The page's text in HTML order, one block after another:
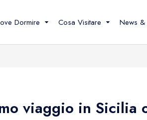
Dormire
San Vito lo Capo
villette
Cosa Visitare
Cosa vedere
News &
viaggio in Sicilia